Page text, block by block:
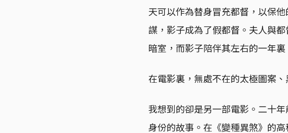
天可以作為替身冒充都督，以保
謀，影子成為了假都督。夫人與
暗室，而影子陪伴其左右的一年裏
在電影裏，無處不在的太極圖案
我想到的卻是另一部電影。二十
身份的故事。在《變種異煞》的